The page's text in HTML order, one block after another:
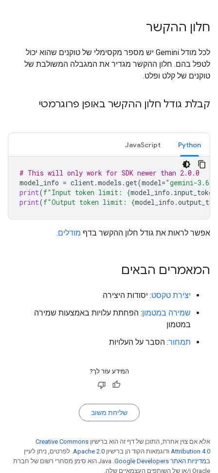
חלון ההקשר
לכל מודל Gemini יש מספר מקסימלי של טוקנים שהוא יכול
לטפל בהם. חלון ההקשר מגדיר את המגבלה המשולבת של
טוקנים של קלט ופלט.
קבלת גודל חלון ההקשר באופן פרוגרמטי
Python
JavaScript
# This will only work for SDK newer than 2.0.0
model_info = client.models .get(model="gemini-3.6-
print(f"Input token limit: {model_info .
print(f"Output token limit: {model_info .
אפשר לראות את גודל חלון ההקשר בדף מודלים.
המאמרים הבאים
יצירת טקסט: יסודות היצירה
שמירה במטמון: הפחתת עלויות באמצעות שמירה
במטמון
תמחור: הסבר על העלויות
המידע עזר לך?
שליחת משוב
אלא אם צוין אחרת, התוכן של דף זה הוא ברישיון Creative Commons
Attribution 4.0 ודוגמאות הקוד הן ברישיון Apache 2.0. לפרטים, ניתן לעיין
במדיניות האתר Google Developers‏
.‏ Java הוא סימן מסחרי רשום של חברת
Oracle ו/או של השותפים העצמאיים שלה.